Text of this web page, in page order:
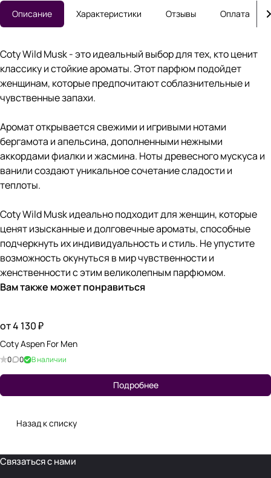
Описание Характеристики Отзывы Оплата
Coty Wild Musk - это идеальный выбор для тех, кто ценит
классику и стойкие ароматы. Этот парфюм подойдет
женщинам, которые предпочитают соблазнительные и
чувственные запахи.
Аромат открывается свежими и игривыми нотами
бергамота и апельсина, дополненными нежными
аккордами фиалки и жасмина. Ноты древесного мускуса и
ванили создают уникальное сочетание сладости и
теплоты.
Coty Wild Musk идеально подходит для женщин, которые
ценят изысканные и долговечные ароматы, способные
подчеркнуть их индивидуальность и стиль. Не упустите
возможность окунуться в мир чувственности и
женственности с этим великолепным парфюмом.
Вам также может понравиться
от 4 130 ₽
Coty Aspen For Men
0 0 В наличии
Подробнее
Назад к списку
Связаться с нами